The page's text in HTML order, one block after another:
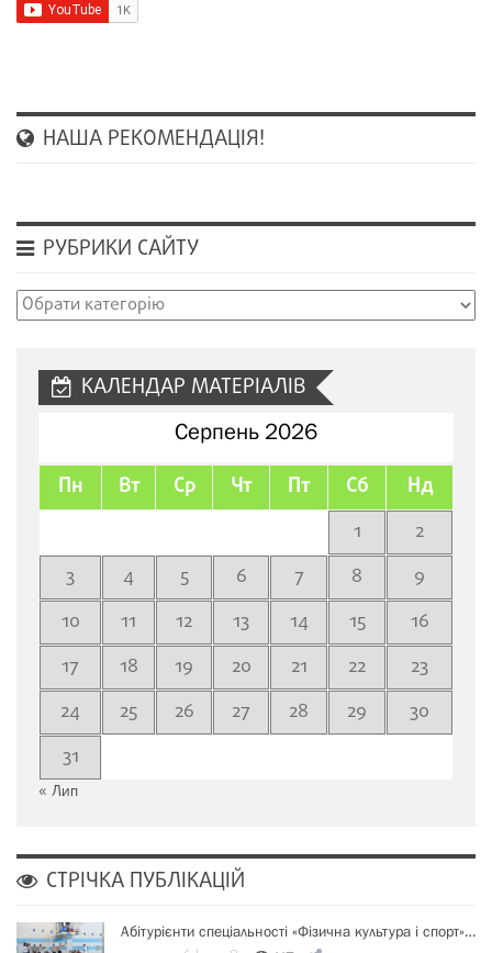
НАША РЕКОМЕНДАЦІЯ!
РУБРИКИ САЙТУ
Рубрики
КАЛЕНДАР МАТЕРІАЛІВ
Серпень 2026
Пн Вт Ср Чт Пт Сб Нд
1
2
3
4 5 6 7 8
9
10
11 12 13 14 15
16
17
18 19 20 21 22
23
24
25 26 27 28 29
30
31
« Лип
СТРІЧКА ПУБЛІКАЦІЙ
Абітурієнти спеціальності «Фізична культура і спорт»…